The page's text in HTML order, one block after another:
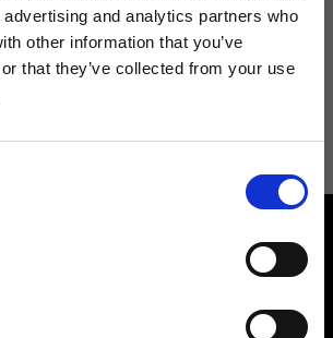
and analytics partners who
other information that you’ve
that they’ve collected from your use
novità e promo da Ripani. Per maggiori